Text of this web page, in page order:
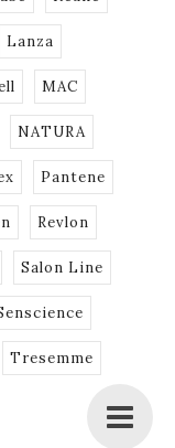
Lanza
MAC
NATURA
Pantene
Revlon
Salon Line
Tresemme